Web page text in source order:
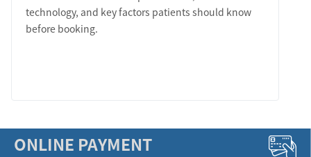
technology, and key factors patients should know
before booking.
ONLINE PAYMENT